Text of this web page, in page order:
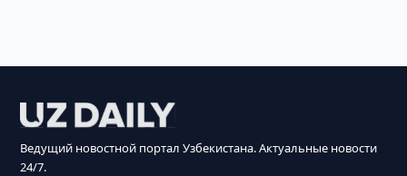
Ведущий новостной портал Узбекистана. Актуальные новости
24/7.